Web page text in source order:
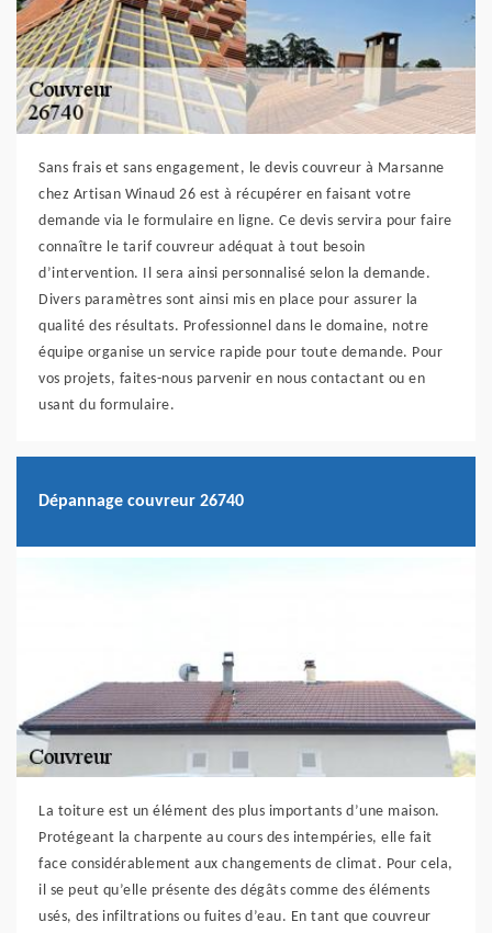
Sans frais et sans engagement, le devis couvreur à Marsanne
chez Artisan Winaud 26 est à récupérer en faisant votre
demande via le formulaire en ligne. Ce devis servira pour faire
connaître le tarif couvreur adéquat à tout besoin
d’intervention. Il sera ainsi personnalisé selon la demande.
Divers paramètres sont ainsi mis en place pour assurer la
qualité des résultats. Professionnel dans le domaine, notre
équipe organise un service rapide pour toute demande. Pour
vos projets, faites-nous parvenir en nous contactant ou en
usant du formulaire.
Dépannage couvreur 26740
La toiture est un élément des plus importants d’une maison.
Protégeant la charpente au cours des intempéries, elle fait
face considérablement aux changements de climat. Pour cela,
il se peut qu’elle présente des dégâts comme des éléments
usés, des infiltrations ou fuites d’eau. En tant que couvreur